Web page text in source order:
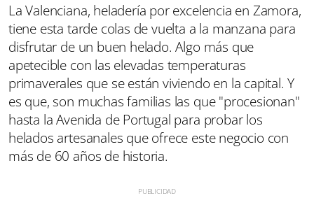
La Valenciana, heladería por excelencia en Zamora,
tiene esta tarde colas de vuelta a la manzana para
disfrutar de un buen helado. Algo más que
apetecible con las elevadas temperaturas
primaverales que se están viviendo en la capital. Y
es que, son muchas familias las que "procesionan"
hasta la Avenida de Portugal para probar los
helados artesanales que ofrece este negocio con
más de 60 años de historia.